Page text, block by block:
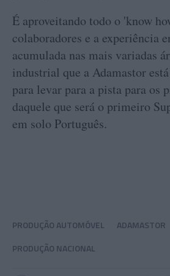
É aproveitando todo o 'know
colaboradores e a experiência
acumulada nas mais variadas
industrial que a Adamastor
para levar para a pista para os
daquele que será o primeiro
em solo Português.
PRODUÇÃO AUTOMÓVEL
ADAMASTOR
PRODUÇÃO NACIONAL